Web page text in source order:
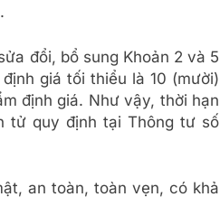
đổi, bổ sung Khoản 2 và 5
giá tối thiểu là 10 (mười)
định giá. Như vậy, thời hạn
tử quy định tại Thông tư số
an toàn, toàn vẹn, có khả